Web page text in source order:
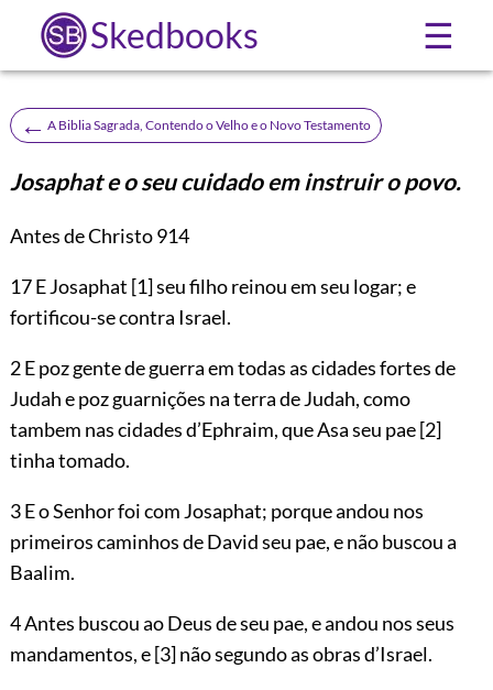
Skedbooks ☰
← A Biblia Sagrada, Contendo o Velho e o Novo Testamento
Josaphat e o seu cuidado em instruir o povo.
Antes de Christo 914
17E Josaphat [1]seu filho reinou em seu logar; e
fortificou-se contra Israel.
2 E poz gente de guerra em todas as cidades fortes de
Judah e poz guarnições na terra de Judah, como
tambem nas cidades d’Ephraim, que Asa seu pae[2]
tinha tomado.
3 E o Senhor foi com Josaphat; porque andou nos
primeiros caminhos de David seu pae, e não buscou a
Baalim.
4 Antes buscou ao Deus de seu pae, e andou nos seus
mandamentos, e[3]não segundo as obras d’Israel.